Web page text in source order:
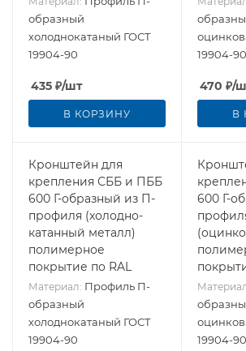
образный
холоднокатаный ГОСТ
19904-90
435 ₽/шт
В КОРЗИНУ
19904-90
470 ₽/
В
Кронштейн для
крепления СББ и ПББ
600 Г-образный из П-
профиля (холодно-
катанный металл)
полимерное
покрытие по RAL
Материал: Профиль П-
образный
холоднокатаный ГОСТ
19904-90
600 Г-
19904-90